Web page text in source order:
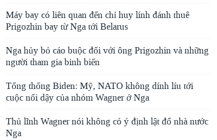
Máy bay có liên quan đến chỉ huy lính đánh thuê
Prigozhin bay từ Nga tới Belarus
Nga hủy bỏ cáo buộc đối với ông Prigozhin và những
người tham gia binh biến
Tổng thống Biden: Mỹ, NATO không dính líu tới
cuộc nổi dậy của nhóm Wagner ở Nga
Thủ lĩnh Wagner nói không có ý định lật đổ nhà nước
Nga